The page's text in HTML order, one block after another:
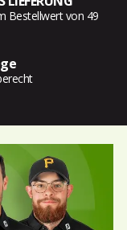
Bestellwert von 49